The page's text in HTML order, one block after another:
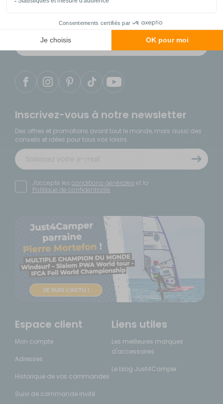
du lundi au samedi de 9h à 18h
Notre service client est situé en France
Inscrivez-vous à notre newsletter
Des offres et promotions avant tout le monde, mais aussi des
conseils et idées pour tous vos loisirs.
J'accepte les conditions générales et la
Politique de confidentialité
Espace client
Mon compte
Adresses
Historique de vos commandes
Suivi de commande invité
Liens utiles
Les meilleures marques
d'accessoires
Le blog Just4Camper